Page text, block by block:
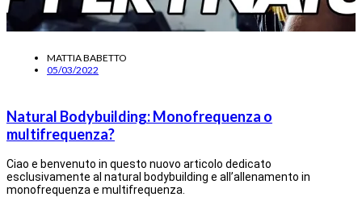
MATTIA BABETTO
05/03/2022
Natural Bodybuilding: Monofrequenza o
multifrequenza?
Ciao e benvenuto in questo nuovo articolo dedicato
esclusivamente al natural bodybuilding e all’allenamento in
monofrequenza e multifrequenza.